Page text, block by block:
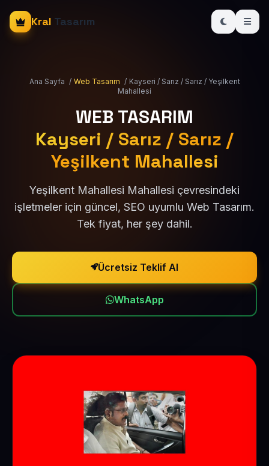
Kral Tasarım
Ana Sayfa / Web Tasarım / Kayseri / Sarız / Sarız / Yeşilkent
Mahallesi
WEB TASARIM
Kayseri / Sarız / Sarız /
Yeşilkent Mahallesi
Yeşilkent Mahallesi Mahallesi çevresindeki
işletmeler için güncel, SEO uyumlu Web Tasarım.
Tek fiyat, her şey dahil.
Ücretsiz Teklif Al
WhatsApp